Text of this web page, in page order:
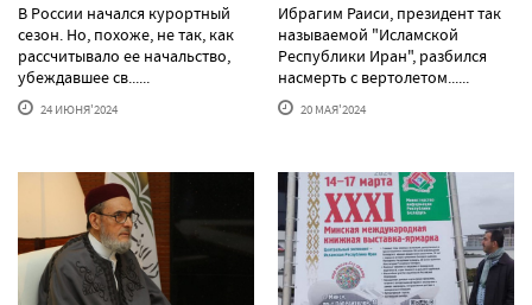
В России начался курортный
сезон. Но, похоже, не так, как
рассчитывало ее начальство,
убеждавшее св......
24 ИЮНЯ'2024
Ибрагим Раиси, президент так
называемой "Исламской
Республики Иран", разбился
насмерть с вертолетом......
20 МАЯ'2024